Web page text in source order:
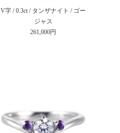
V字 / 0.3ct / タンザナイト / ゴー
ジャス
261,000円